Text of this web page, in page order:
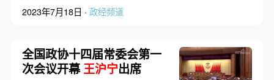
2023年7月18日 · 政经频道
全国政协十四届常委会第一
次会议开幕王沪宁出席